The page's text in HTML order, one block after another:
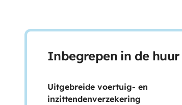
Inbegrepen in de huur
Uitgebreide voertuig- en
inzittendenverzekering